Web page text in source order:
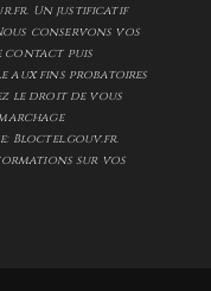
Un justificatif
conservons vos
contact puis
aux fins probatoires
le droit de vous
Bloctel.gouv.fr.
sur vos